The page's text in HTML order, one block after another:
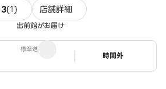
3(1) 1件のレビュー
店舗詳細
出前館がお届け
標準送料
ステータス
時間外